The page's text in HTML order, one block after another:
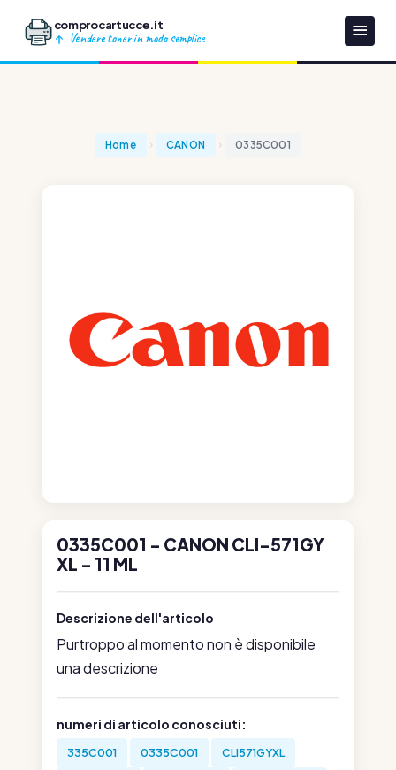
comprocartucce.it
Vendere toner in modo semplice
Home CANON 0335C001
0335C001 - CANON CLI-571GY
XL - 11 ML
Descrizione dell'articolo
Purtroppo al momento non è disponibile
una descrizione
numeri di articolo conosciuti:
335C001 0335C001 CLI571GYXL